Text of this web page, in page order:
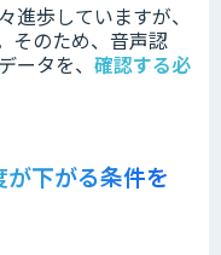
進歩していますが、
そのため、音声認
ータを、 確認する必
下がる条件を